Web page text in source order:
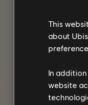
This
about
In
website